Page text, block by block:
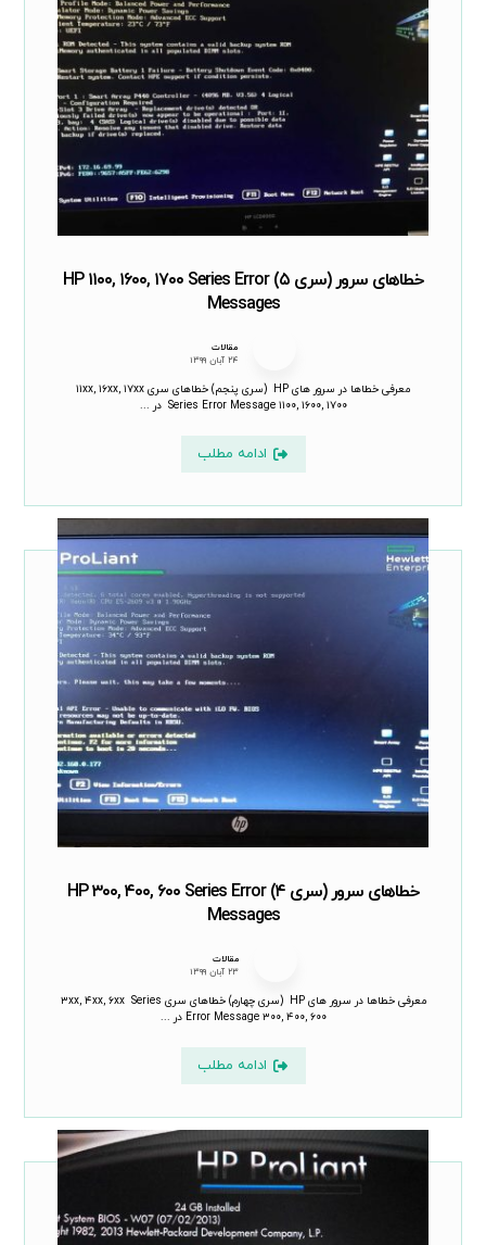
خطاهای سرور (سری ۵) HP ۱۱۰۰, ۱۶۰۰, ۱۷۰۰ Series Error
Messages
مقالات
۲۴ آبان ۱۳۹۹
معرفی خطاها در سرور های HP (سری پنجم) خطاهای سری ۱۱xx, ۱۶xx, ۱۷xx
Series Error Message ۱۱۰۰, ۱۶۰۰, ۱۷۰۰ در ...
ادامه مطلب
خطاهای سرور (سری ۴) HP ۳۰۰, ۴۰۰, ۶۰۰ Series Error
Messages
مقالات
۲۳ آبان ۱۳۹۹
معرفی خطاها در سرور های HP (سری چهارم) خطاهای سری ۳xx, ۴xx, ۶xx Series
Error Message ۳۰۰, ۴۰۰, ۶۰۰ در ...
ادامه مطلب